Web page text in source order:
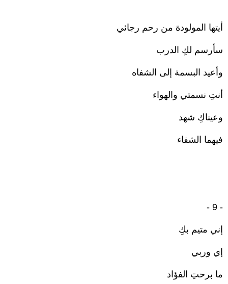
أيتها المولودة من رحم رجائي
سأرسم لكِ الدرب
وأعيد البسمة إلى الشفاه
أنتِ نسمتي والهواء
وعيناكِ شهد
فيهما الشفاء
- 9 -
إني متيم بكِ
إي وربي
ما برحتِ الفؤاد